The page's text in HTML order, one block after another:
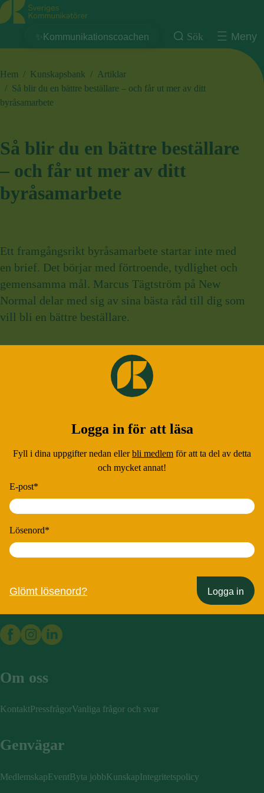
Sveriges Kommunikatörer
✨Kommunikationscoachen Sök Meny
Hem / Kunskapsbank / Artiklar
/ Så blir du en bättre beställare – och får ut mer av ditt
byråsamarbete
Så blir du en bättre beställare
– och får ut mer av ditt
byråsamarbete
Ett framgångsrikt byråsamarbete startar inte med
en brief. Det börjar med förtroende, tydlighet och
gemensamma mål. Marcus Tägtström på New
Normal delar med sig av sina bästa råd till dig som
vill bli en bättre beställare.
2 juli 2025
Logga in för att läsa
Fyll i dina uppgifter nedan ellerbli medlem för att ta del av detta
och mycket annat!
E-post*
Lösenord*
Logga in
Glömt lösenord?
Om oss
KontaktPressfrågorVanliga frågor och svar
Genvägar
MedlemskapEventByta jobbKunskapIntegritetspolicy